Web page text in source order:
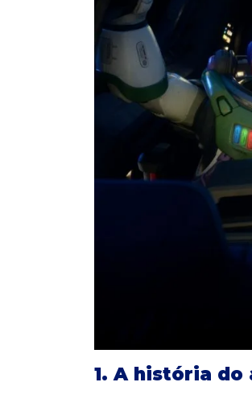
1. A história do